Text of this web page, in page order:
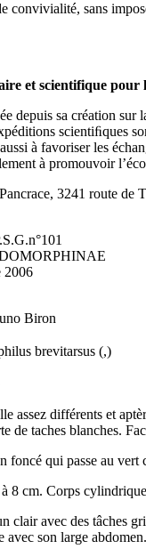
convivialité, sans
et scientifique pour
depuis sa création
scientiﬁques
à favoriser les
à promouvoir
3241 route de
2006
Biron
brevitarsus (,)
assez différents et
de taches blanches.
foncé qui passe au vert
8 cm. Corps
clair avec des tâches
avec son large